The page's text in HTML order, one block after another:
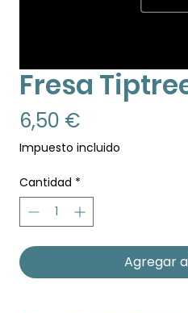
Fresa
6,50 €Precio
Impuesto incluido
Cantidad *
Agregar